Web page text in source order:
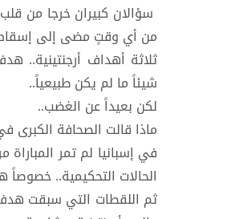
سؤالان كبيران خرجا من
من أي وقتٍ مضى إلى إسقاط
ثلاثة أهداف أرجنتينية..
شيئاً ما لم يكن طبيعياً..
لكن بعيداً عن الغضب..
ماذا قالت الصحافة الكبرى
في إسبانيا لم تمر
الحالات التحكيمية..
ثم اللقطات التي سبقت